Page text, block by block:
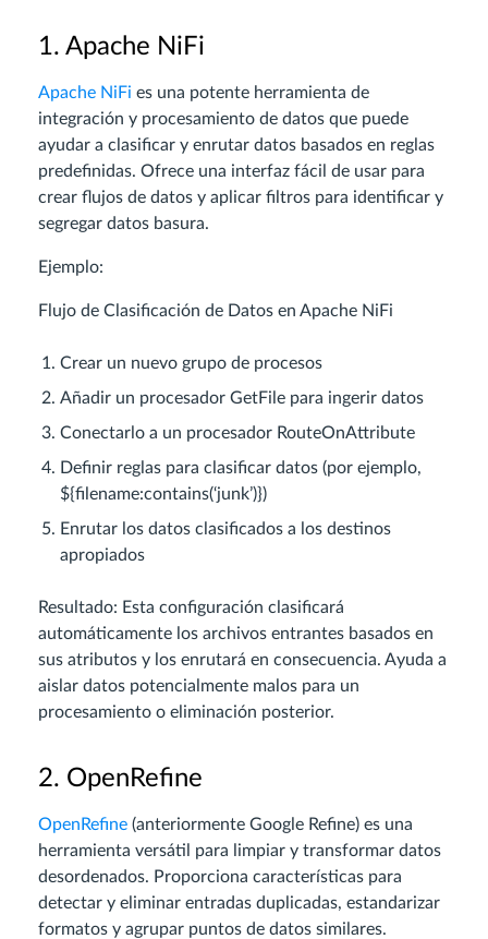
1. Apache NiFi
Apache NiFi es una potente herramienta de
integración y procesamiento de datos que puede
ayudar a clasificar y enrutar datos basados en reglas
predefinidas. Ofrece una interfaz fácil de usar para
crear flujos de datos y aplicar filtros para identificar y
segregar datos basura.
Ejemplo:
Flujo de Clasificación de Datos en Apache NiFi
Crear un nuevo grupo de procesos
Añadir un procesador GetFile para ingerir datos
Conectarlo a un procesador RouteOnAttribute
Definir reglas para clasificar datos (por ejemplo,
${filename:contains(‘junk’)})
Enrutar los datos clasificados a los destinos
apropiados
Resultado: Esta configuración clasificará
automáticamente los archivos entrantes basados en
sus atributos y los enrutará en consecuencia. Ayuda a
aislar datos potencialmente malos para un
procesamiento o eliminación posterior.
2. OpenRefine
OpenRefine (anteriormente Google Refine) es una
herramienta versátil para limpiar y transformar datos
desordenados. Proporciona características para
detectar y eliminar entradas duplicadas, estandarizar
formatos y agrupar puntos de datos similares.